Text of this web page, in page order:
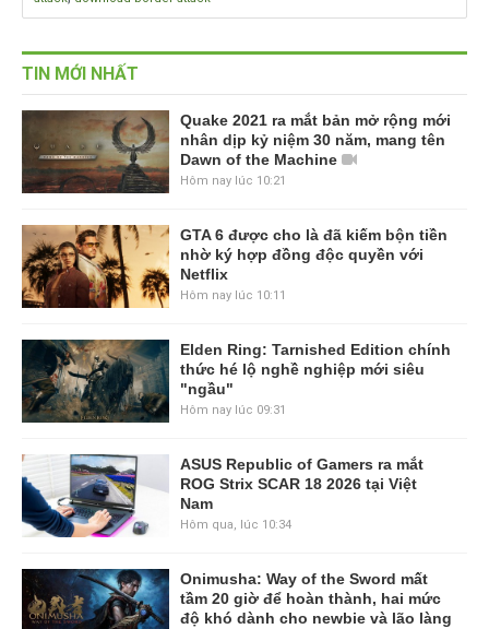
TIN MỚI NHẤT
Quake 2021 ra mắt bản mở rộng mới
nhân dịp kỷ niệm 30 năm, mang tên
Dawn of the Machine
Hôm nay lúc 10:21
GTA 6 được cho là đã kiếm bộn tiền
nhờ ký hợp đồng độc quyền với
Netflix
Hôm nay lúc 10:11
Elden Ring: Tarnished Edition chính
thức hé lộ nghề nghiệp mới siêu
"ngầu"
Hôm nay lúc 09:31
ASUS Republic of Gamers ra mắt
ROG Strix SCAR 18 2026 tại Việt
Nam
Hôm qua, lúc 10:34
Onimusha: Way of the Sword mất
tầm 20 giờ để hoàn thành, hai mức
độ khó dành cho newbie và lão làng